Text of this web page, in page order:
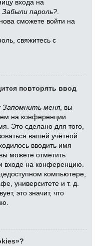
входа на
Забыли пароль?
сможете войти на
свяжитесь с
повторять ввод
Запомнить меня , вы
на конференции
Это сделано для того,
вашей учётной
вводить имя
можете отметить
входе на конференцию.
компьютере,
университете и т. д.
это значит, что